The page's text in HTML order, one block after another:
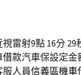
雷射9點 16分 29
借款汽車保設定金
人員信義區機車